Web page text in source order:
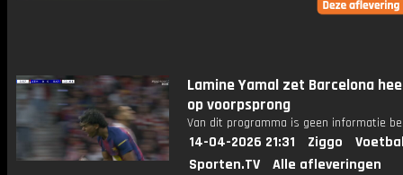
Lamine Yamal zet Barcelona
op voorpsprong
Van dit programma is geen informatie
14-04-2026 21:31 Ziggo
Sporten.TV
Alle afleveringen